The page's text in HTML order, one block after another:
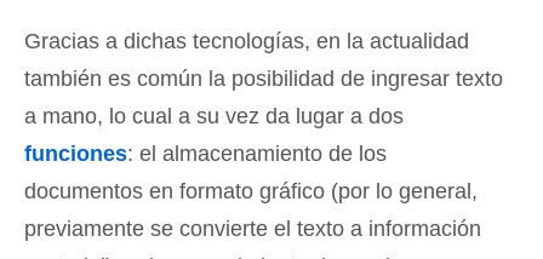
Gracias a dichas tecnologías, en la actualidad
también es común la posibilidad de ingresar texto
a mano, lo cual a su vez da lugar a dos
funciones: el almacenamiento de los
documentos en formato gráfico (por lo general,
previamente se convierte el texto a información